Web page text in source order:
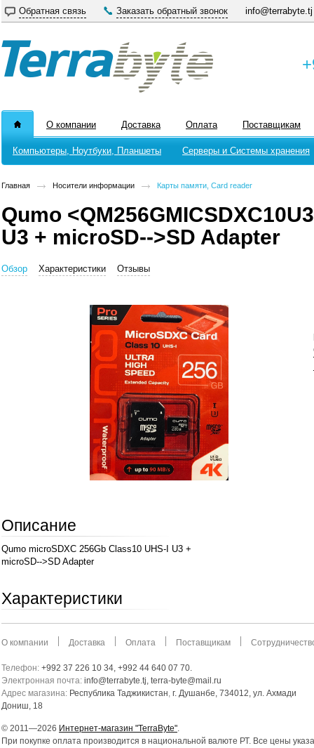
Обратная связь Заказать обратный звонок info@terrabyte.tj
О компании Доставка Оплата Поставщикам
Компьютеры, Ноутбуки, Планшеты Серверы и Системы хранения
Главная Носители информации Карты памяти, Card reader
Qumo
U3 + microSD-->SD Adapter
Обзор Характеристики Отзывы
Описание
Qumo microSDXC 256Gb Class10 UHS-I U3 +
microSD-->SD Adapter
Характеристики
О компании Доставка Оплата Поставщикам
Телефон: +992 37 226 10 34, +992 44 640 07 70.
Электронная почта: info@terrabyte.tj, terra-byte@mail.ru
Адрес магазина: Республика Таджикистан, г. Душанбе, 734012, ул. Ахмади
Дониш, 18
© 2011—2026 Интернет-магазин "TerraByte".
При покупке оплата производится в национальной валюте РТ. Все цены